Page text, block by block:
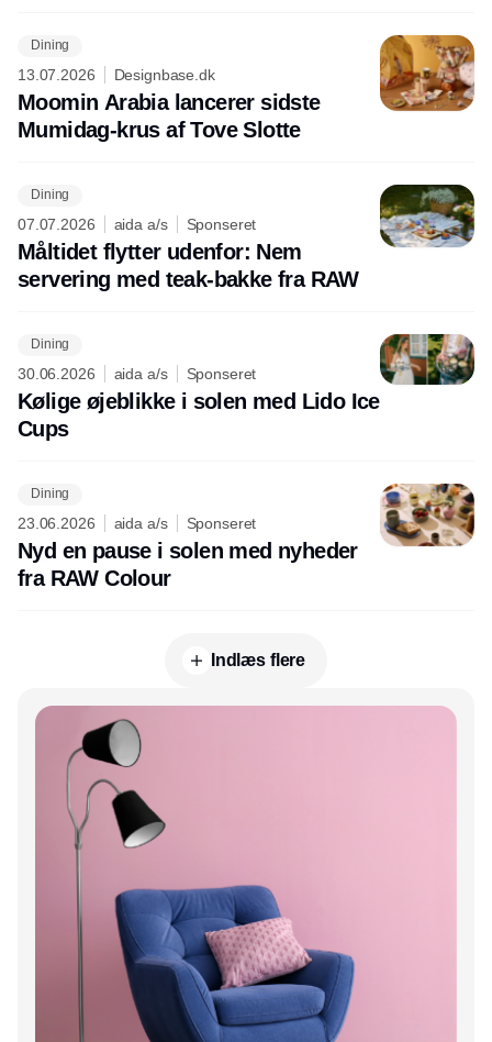
Dining
13.07.2026 Designbase.dk
Moomin Arabia lancerer sidste
Mumidag-krus af Tove Slotte
Dining
07.07.2026 aida a/s Sponseret
Måltidet flytter udenfor: Nem
servering med teak-bakke fra RAW
Dining
30.06.2026 aida a/s Sponseret
Kølige øjeblikke i solen med Lido Ice
Cups
Dining
23.06.2026 aida a/s Sponseret
Nyd en pause i solen med nyheder
fra RAW Colour
Indlæs flere
Annonce